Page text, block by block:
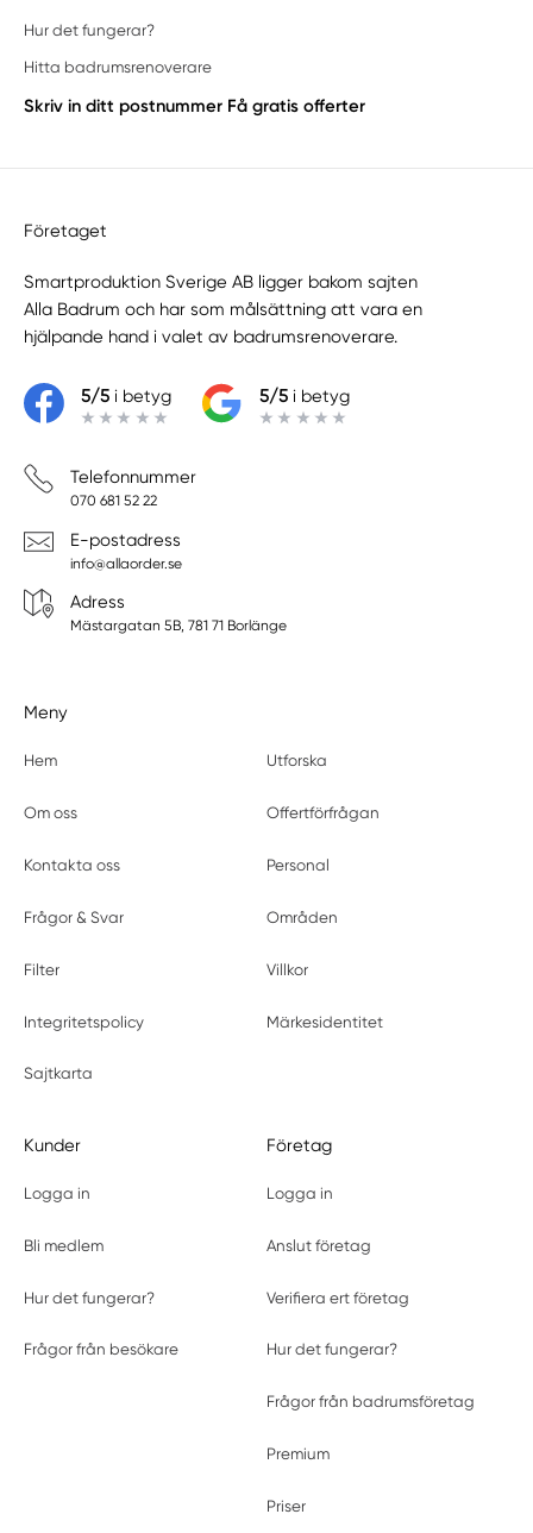
Hur det fungerar?
Hitta badrumsrenoverare
Skriv in ditt postnummer Få gratis offerter
Företaget
Smartproduktion Sverige AB ligger bakom sajten
Alla Badrum och har som målsättning att vara en
hjälpande hand i valet av badrumsrenoverare.
5/5i betyg 5/5i betyg
Telefonnummer
070 681 52 22
E-postadress
info@allaorder.se
Adress
Mästargatan 5B, 781 71 Borlänge
Meny
Hem Utforska
Om oss Offertförfrågan
Kontakta oss Personal
Frågor & Svar Områden
Filter Villkor
Integritetspolicy Märkesidentitet
Sajtkarta
Kunder
Logga in
Bli medlem
Hur det fungerar?
Frågor från besökare
Företag
Logga in
Anslut företag
Verifiera ert företag
Hur det fungerar?
Frågor från badrumsföretag
Premium
Priser